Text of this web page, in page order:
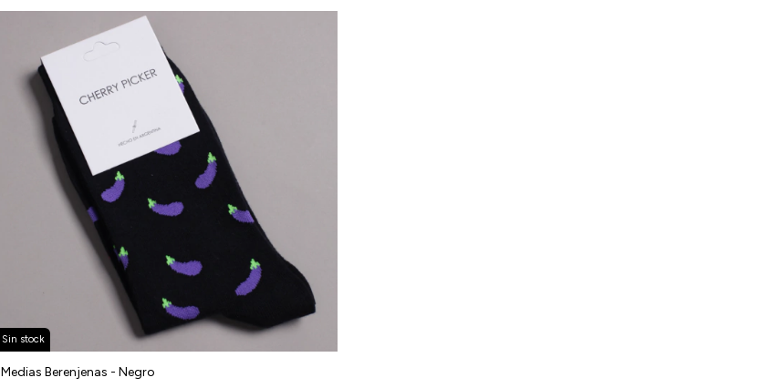
Sin stock
Medias Berenjenas - Negro